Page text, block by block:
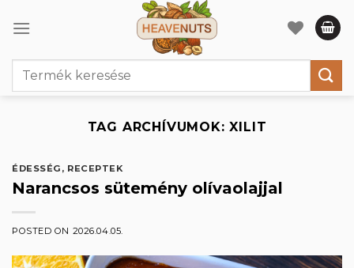
Keresés
TAG ARCHÍVUMOK:XILIT
ÉDESSÉG , RECEPTEK
Narancsos sütemény olívaolajjal
POSTED ON 2026.04.05.